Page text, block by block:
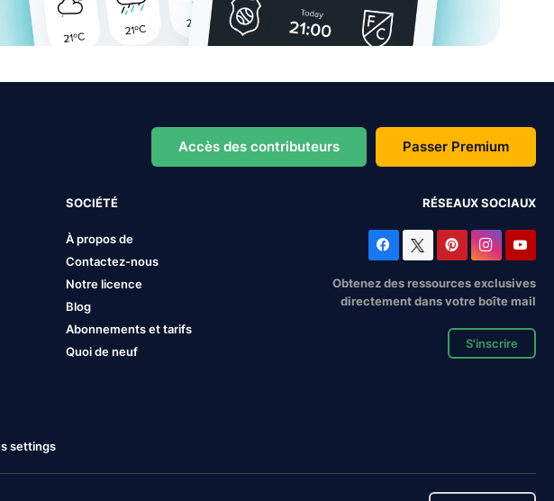
Accès des contributeurs Passer Premium
SOCIÉTÉ
À propos de
Contactez-nous
Notre licence
Blog
Abonnements et tarifs
Quoi de neuf
RÉSEAUX SOCIAUX
Obtenez des ressources exclusives
directement dans votre boîte mail
S'inscrire
settings